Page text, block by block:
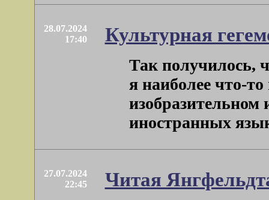
28.07.2024
17:40
Культурная
Так получилось,
я наиболее что-
изобразительном
иностранных
27.07.2024
22:45
Читая